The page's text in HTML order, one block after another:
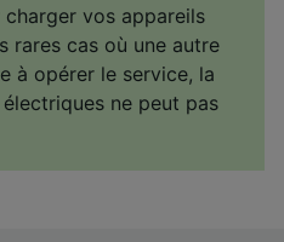
vos appareils
rares cas où une autre
à opérer le service, la
ne peut pas